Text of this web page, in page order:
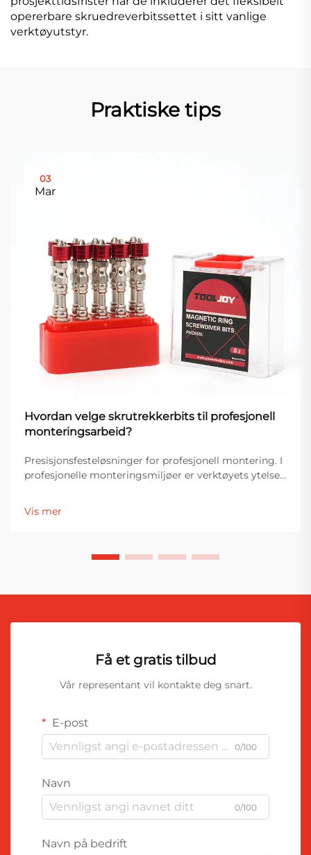
opererbare skruedreverbitssettet i sitt vanlige
verktøyutstyr.
Praktiske tips
03
Mar
Hvordan velge skrutrekkerbits til profesjonell
monteringsarbeid?
Presisjonsfesteløsninger for profesjonell montering. I
profesjonelle monteringsmiljøer er verktøyets ytelse
produktkvalitet. Blant de viktigste komponentene i
festesystemer er skruemaskinbitar...
Vis mer
Få et gratis tilbud
Vår representant vil kontakte deg snart.
E-post
0/100
Navn
0/100
Navn på bedrift